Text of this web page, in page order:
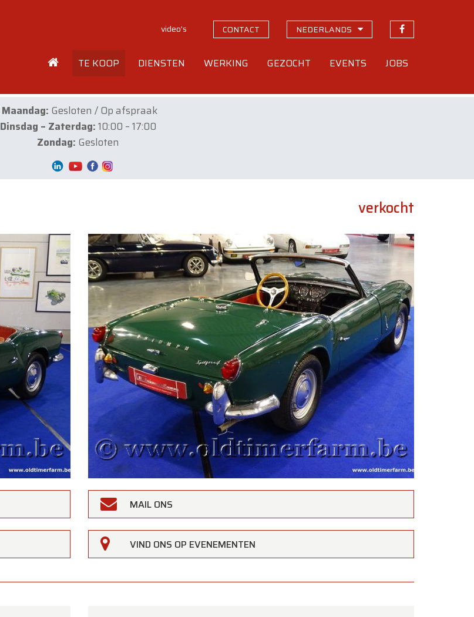
video's CONTACT NEDERLANDS
TE KOOP DIENSTEN WERKING GEZOCHT EVENTS JOBS
Maandag: Gesloten / Op afspraak
Dinsdag – Zaterdag:10:00 – 17:00
Zondag: Gesloten
verkocht
MAIL ONS
VIND ONS OP EVENEMENTEN